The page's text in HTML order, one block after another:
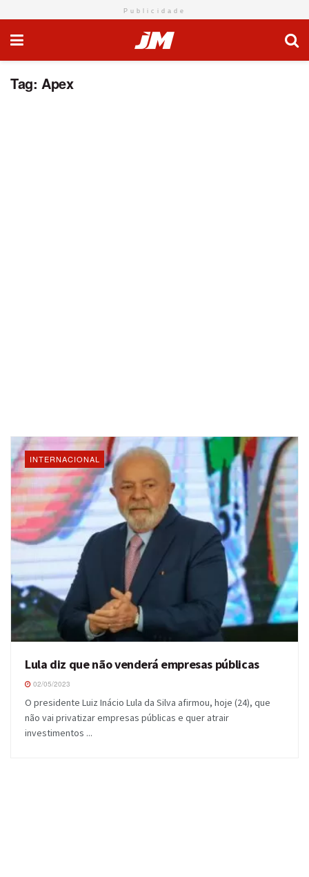
Publicidade
Tag: Apex
INTERNACIONAL
Lula diz que não venderá empresas públicas
02/05/2023
O presidente Luiz Inácio Lula da Silva afirmou, hoje (24), que
não vai privatizar empresas públicas e quer atrair
investimentos ...